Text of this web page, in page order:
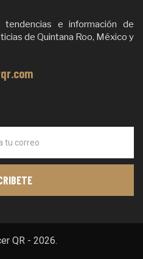
e información de
de Quintana Roo, México y
QR - 2026.